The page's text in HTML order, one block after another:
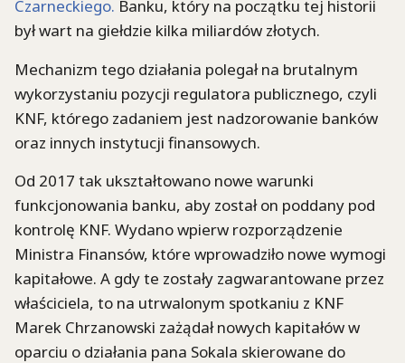
Czarneckiego. Banku, który na początku tej historii
był wart na giełdzie kilka miliardów złotych.
Mechanizm tego działania polegał na brutalnym
wykorzystaniu pozycji regulatora publicznego, czyli
KNF, którego zadaniem jest nadzorowanie banków
oraz innych instytucji finansowych.
Od 2017 tak ukształtowano nowe warunki
funkcjonowania banku, aby został on poddany pod
kontrolę KNF. Wydano wpierw rozporządzenie
Ministra Finansów, które wprowadziło nowe wymogi
kapitałowe. A gdy te zostały zagwarantowane przez
właściciela, to na utrwalonym spotkaniu z KNF
Marek Chrzanowski zażądał nowych kapitałów w
oparciu o działania pana Sokala skierowane do